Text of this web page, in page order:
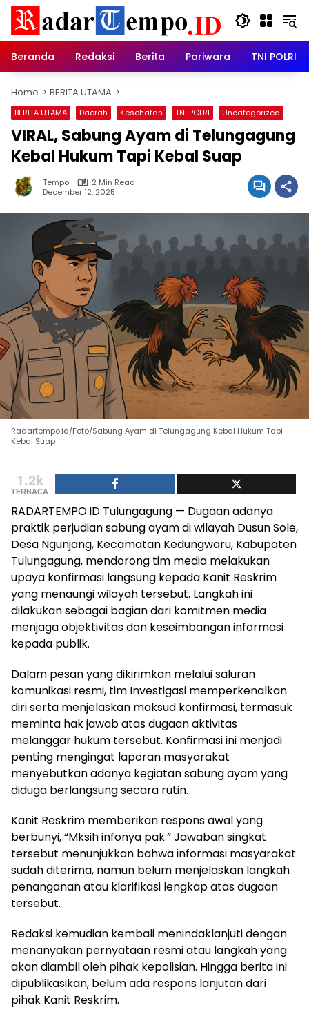
Skip
content
Beranda
Redaksi Berita Pariwara TNI POLRI
Home BERITA UTAMA
BERITA UTAMA Daerah Kesehatan TNI POLRI Uncategorized
VIRAL, Sabung Ayam di Telungagung
Kebal Hukum Tapi Kebal Suap
Tempo
2 Min Read
December 12, 2025
Radartempo.id/Foto/Sabung Ayam di Telungagung Kebal Hukum Tapi
Kebal Suap
1.2k
TERBACA
RADARTEMPO.ID Tulungagung — Dugaan adanya
praktik perjudian sabung ayam di wilayah Dusun Sole,
Desa Ngunjang, Kecamatan Kedungwaru, Kabupaten
Tulungagung, mendorong tim media melakukan
upaya konfirmasi langsung kepada Kanit Reskrim
yang menaungi wilayah tersebut. Langkah ini
dilakukan sebagai bagian dari komitmen media
menjaga objektivitas dan keseimbangan informasi
kepada publik.
Dalam pesan yang dikirimkan melalui saluran
komunikasi resmi, tim Investigasi memperkenalkan
diri serta menjelaskan maksud konfirmasi, termasuk
meminta hak jawab atas dugaan aktivitas
melanggar hukum tersebut. Konfirmasi ini menjadi
penting mengingat laporan masyarakat
menyebutkan adanya kegiatan sabung ayam yang
diduga berlangsung secara rutin.
Kanit Reskrim memberikan respons awal yang
berbunyi, “Mksih infonya pak.” Jawaban singkat
tersebut menunjukkan bahwa informasi masyarakat
sudah diterima, namun belum menjelaskan langkah
penanganan atau klarifikasi lengkap atas dugaan
tersebut.
Redaksi kemudian kembali menindaklanjuti dengan
menanyakan pernyataan resmi atau langkah yang
akan diambil oleh pihak kepolisian. Hingga berita ini
dipublikasikan, belum ada respons lanjutan dari
pihak Kanit Reskrim.